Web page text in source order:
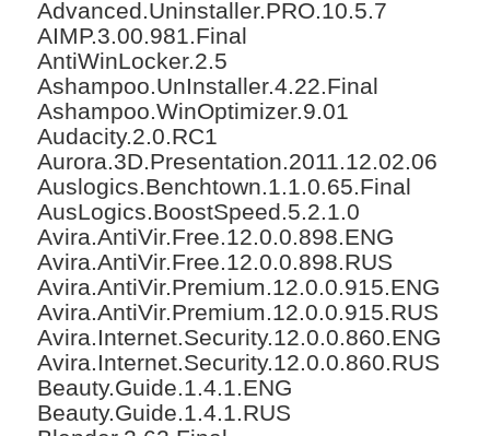
Advanced.Uninstaller.PRO.10.5.7
AIMP.3.00.981.Final
AntiWinLocker.2.5
Ashampoo.UnInstaller.4.22.Final
Ashampoo.WinOptimizer.9.01
Audacity.2.0.RC1
Aurora.3D.Presentation.2011.12.02.06
Auslogics.Benchtown.1.1.0.65.Final
AusLogics.BoostSpeed.5.2.1.0
Avira.AntiVir.Free.12.0.0.898.ENG
Avira.AntiVir.Free.12.0.0.898.RUS
Avira.AntiVir.Premium.12.0.0.915.ENG
Avira.AntiVir.Premium.12.0.0.915.RUS
Avira.Internet.Security.12.0.0.860.ENG
Avira.Internet.Security.12.0.0.860.RUS
Beauty.Guide.1.4.1.ENG
Beauty.Guide.1.4.1.RUS